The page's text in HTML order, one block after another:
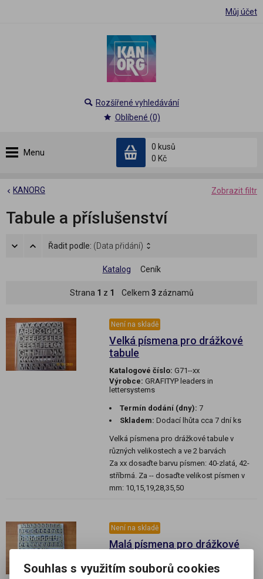
Můj účet
Menu
0 kusů
0 Kč
Rozšířené vyhledávání
Oblíbené (0)
Zobrazit filtr
KANORG
Tabule a příslušenství
Řadit podle: (Data přidání)
Katalog Ceník
Strana 1 z 1 Celkem 3 záznamů
Není na skladě
Velká písmena pro drážkové
tabule
Katalogové číslo: G71--xx
Výrobce: GRAFITYP leaders in
lettersystems
Termín dodání (dny): 7
Skladem: Dodací lhůta cca 7 dní ks
Velká písmena pro drážkové tabule v
různých velikostech a ve 2 barvách
Za xx dosaďte barvu písmen: 40-zlatá, 42-
stříbrná. Za -- dosaďte velikost písmen v
mm: 10,15,19,28,35,50
Není na skladě
Malá písmena pro drážkové
Katalogové číslo:G72--xx
Souhlas s využitím souborů cookies